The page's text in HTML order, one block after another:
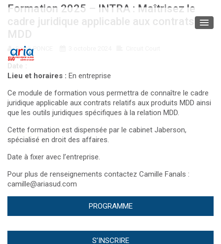
Formation 2025 – INTRA : Maîtrisez le
cadre juridique applicable aux contrats
MDD
Sarah PONCE
Date :
Lieu et horaires : En entreprise
Ce module de formation vous permettra de connaître le cadre
juridique applicable aux contrats relatifs aux produits MDD ainsi
que les outils juridiques spécifiques à la relation MDD.
Cette formation est dispensée par le cabinet Jaberson,
spécialisé en droit des affaires.
Date à fixer avec l’entreprise.
Pour plus de renseignements contactez Camille Fanals :
camille@ariasud.com
PROGRAMME
S’INSCRIRE